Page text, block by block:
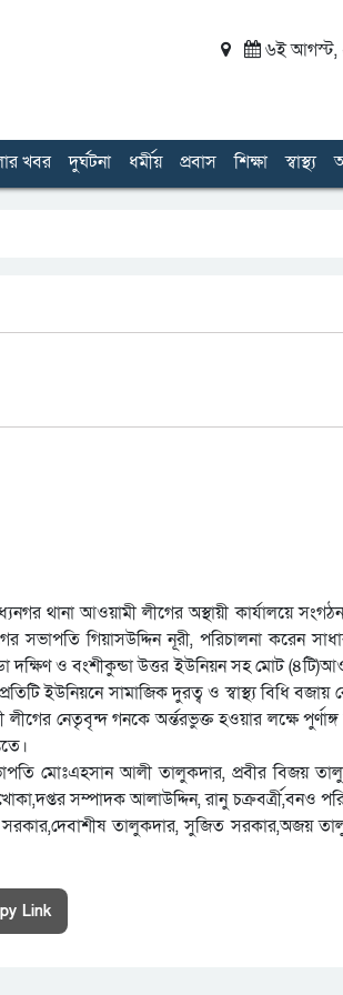
৬ই আগস্ট,
খবর দুর্ঘটনা ধর্মীয় প্রবাস শিক্ষা স্বাস্থ্য
থানা আওয়ামী লীগের অস্থায়ী কার্যালয়ে
সভাপতি গিয়াসউদ্দিন নূরী, পরিচালনা করেন
দক্ষিণ ও বংশীকুন্ডা উত্তর ইউনিয়ন সহ মোট
ইউনিয়নে সামাজিক দুরত্ব ও স্বাস্থ্য বিধি বজায়
নেতৃবৃন্দ গনকে অর্ন্তরভুক্ত হওয়ার লক্ষে পুর্ণাঙ্গ
মোঃএহসান আলী তালুকদার, প্রবীর বিজয়
সম্পাদক আলাউদ্দিন, রানু চক্রবর্ত্রী,বনও
তালুকদার, সুজিত সরকার,অজয়
Link